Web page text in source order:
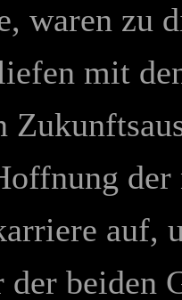
waren zu
mit
der
auf,
beiden